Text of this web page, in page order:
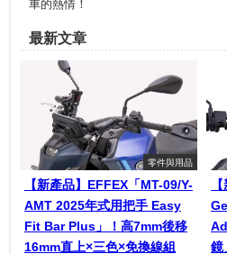
車的熱情！
最新文章
零件與用品
【新產品】EFFEX「MT-09/Y-
AMT 2025年式用把手 Easy
Fit Bar Plus」！高7mm後移
16mm直上×三色×免換線組
鏡